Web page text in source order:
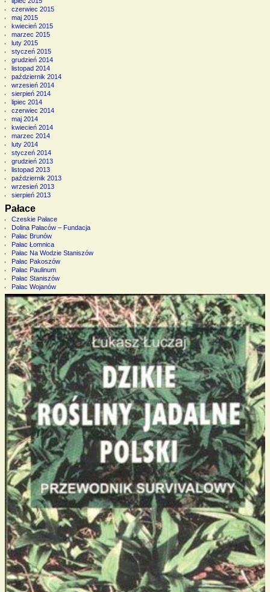
czerwiec 2015
maj 2015
kwiecień 2015
marzec 2015
luty 2015
styczeń 2015
grudzień 2014
listopad 2014
październik 2014
wrzesień 2014
sierpień 2014
lipiec 2014
czerwiec 2014
maj 2014
kwiecień 2014
marzec 2014
luty 2014
styczeń 2014
grudzień 2013
listopad 2013
październik 2013
wrzesień 2013
sierpień 2013
Pałace
Czeskie Pałace
Dolina Pałaców – Fundacja
Pałac Brunów
Pałac Łomnica
Pałac Na Wodzie Staniszów
Pałac Pakoszów
Pałac Paulinum
Pałac Staniszów
Pałac Wojanów